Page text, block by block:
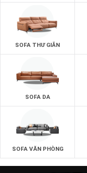
SOFA THƯ GIÃN
SOFA DA
SOFA VĂN PHÒNG